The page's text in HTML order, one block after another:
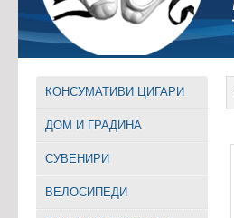
КОНСУМАТИВИ ЦИГАРИ
ДОМ И ГРАДИНА
СУВЕНИРИ
ВЕЛОСИПЕДИ